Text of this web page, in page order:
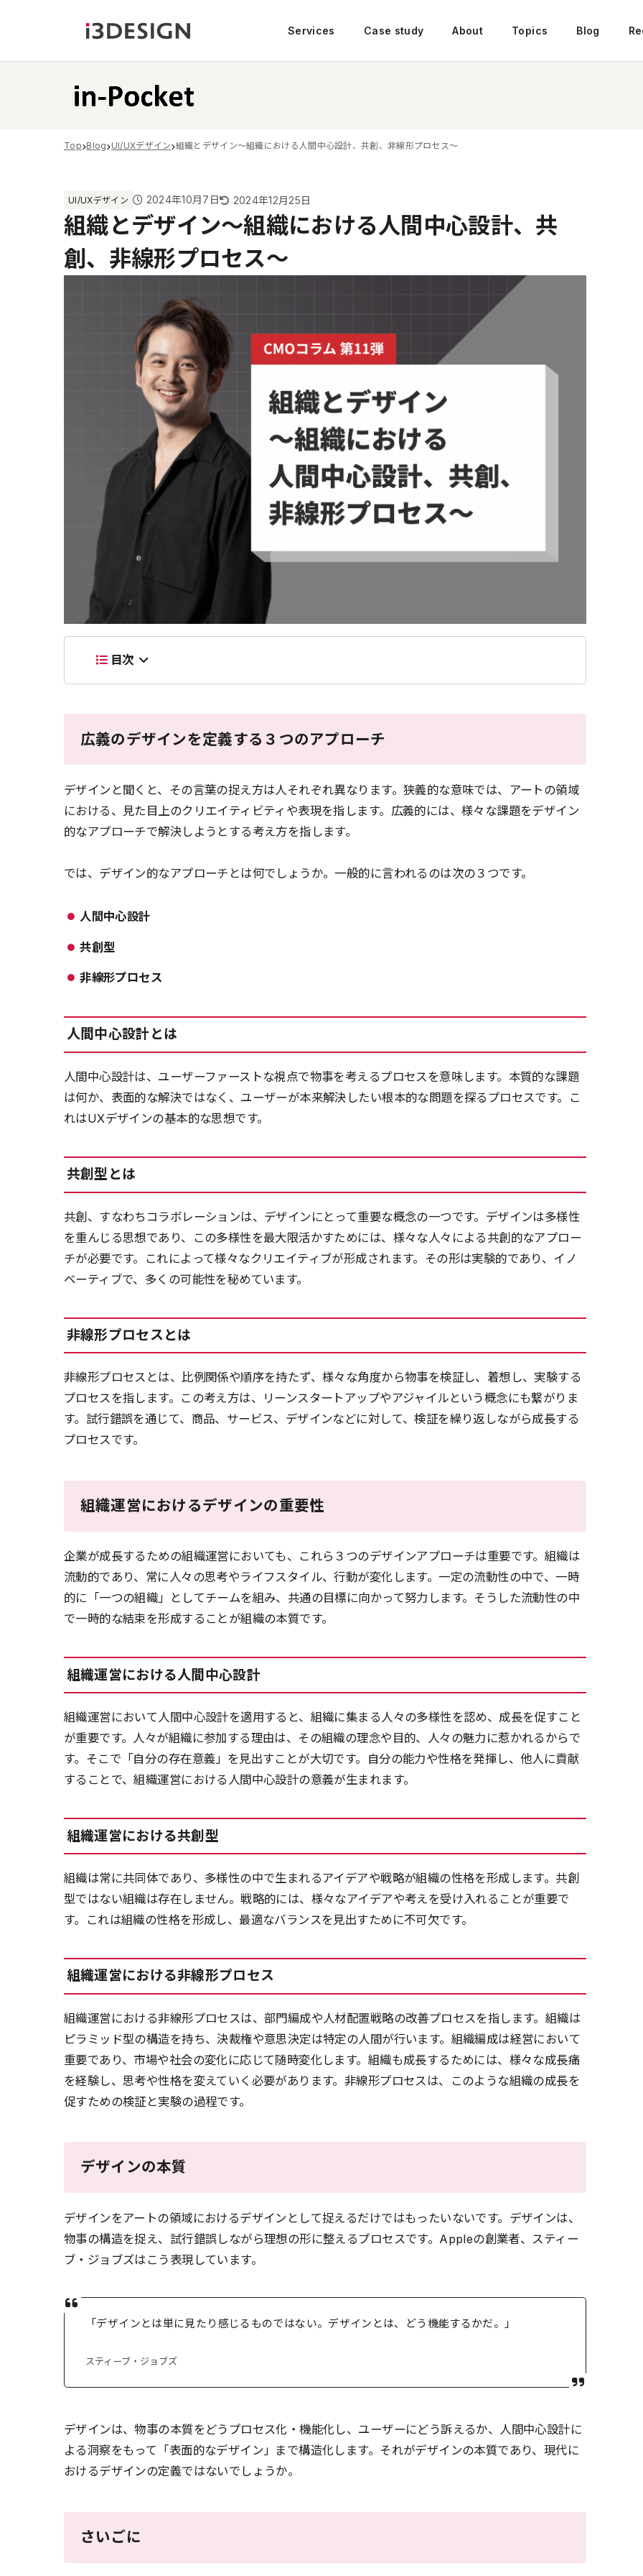
Services Case study About Topics Blog
Top Blog UI/UXデザイン 組織とデザイン〜組織における人間中心設計、共創、非線形プロセス〜
UI/UXデザイン 2024年10月7日 2024年12月25日
組織とデザイン〜組織における人間中心設計、共
創、非線形プロセス〜
目次
広義のデザインを定義する３つのアプローチ
デザインと聞くと、その言葉の捉え方は人それぞれ異なります。狭義的な意味では、アートの領域
における、見た目上のクリエイティビティや表現を指します。広義的には、様々な課題をデザイン
的なアプローチで解決しようとする考え方を指します。
では、デザイン的なアプローチとは何でしょうか。一般的に言われるのは次の３つです。
人間中心設計
共創型
非線形プロセス
人間中心設計とは
人間中心設計は、ユーザーファーストな視点で物事を考えるプロセスを意味します。本質的な課題
は何か、表面的な解決ではなく、ユーザーが本来解決したい根本的な問題を探るプロセスです。こ
れはUXデザインの基本的な思想です。
共創型とは
共創、すなわちコラボレーションは、デザインにとって重要な概念の一つです。デザインは多様性
を重んじる思想であり、この多様性を最大限活かすためには、様々な人々による共創的なアプロー
チが必要です。これによって様々なクリエイティブが形成されます。その形は実験的であり、イノ
ベーティブで、多くの可能性を秘めています。
非線形プロセスとは
非線形プロセスとは、比例関係や順序を持たず、様々な角度から物事を検証し、着想し、実験する
プロセスを指します。この考え方は、リーンスタートアップやアジャイルという概念にも繋がりま
す。試行錯誤を通じて、商品、サービス、デザインなどに対して、検証を繰り返しながら成長する
プロセスです。
組織運営におけるデザインの重要性
企業が成長するための組織運営においても、これら３つのデザインアプローチは重要です。組織は
流動的であり、常に人々の思考やライフスタイル、行動が変化します。一定の流動性の中で、一時
的に「一つの組織」としてチームを組み、共通の目標に向かって努力します。そうした流動性の中
で一時的な結束を形成することが組織の本質です。
組織運営における人間中心設計
組織運営において人間中心設計を適用すると、組織に集まる人々の多様性を認め、成長を促すこと
が重要です。人々が組織に参加する理由は、その組織の理念や目的、人々の魅力に惹かれるからで
す。そこで「自分の存在意義」を見出すことが大切です。自分の能力や性格を発揮し、他人に貢献
することで、組織運営における人間中心設計の意義が生まれます。
組織運営における共創型
組織は常に共同体であり、多様性の中で生まれるアイデアや戦略が組織の性格を形成します。共創
型ではない組織は存在しません。戦略的には、様々なアイデアや考えを受け入れることが重要で
す。これは組織の性格を形成し、最適なバランスを見出すために不可欠です。
組織運営における非線形プロセス
組織運営における非線形プロセスは、部門編成や人材配置戦略の改善プロセスを指します。組織は
ピラミッド型の構造を持ち、決裁権や意思決定は特定の人間が行います。組織編成は経営において
重要であり、市場や社会の変化に応じて随時変化します。組織も成長するためには、様々な成長痛
を経験し、思考や性格を変えていく必要があります。非線形プロセスは、このような組織の成長を
促すための検証と実験の過程です。
デザインの本質
デザインをアートの領域におけるデザインとして捉えるだけではもったいないです。デザインは、
物事の構造を捉え、試行錯誤しながら理想の形に整えるプロセスです。Appleの創業者、スティー
ブ・ジョブズはこう表現しています。
「デザインとは単に見たり感じるものではない。デザインとは、どう機能するかだ。」
スティーブ・ジョブズ
デザインは、物事の本質をどうプロセス化・機能化し、ユーザーにどう訴えるか、人間中心設計に
よる洞察をもって「表面的なデザイン」まで構造化します。それがデザインの本質であり、現代に
おけるデザインの定義ではないでしょうか。
さいごに